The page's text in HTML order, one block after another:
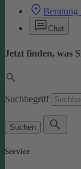
Beratung
Chat
Jetzt finden, was
Suchbegriff
Suchen
Service